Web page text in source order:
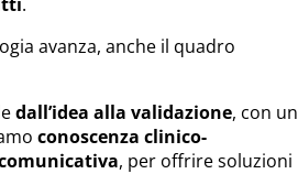
avanza, anche il quadro
dall’idea alla validazione, con un
conoscenza clinico-
, per offrire soluzioni